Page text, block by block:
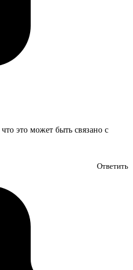
это может быть связано с
Ответить